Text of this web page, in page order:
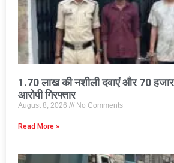
1.70 लाख की नशीली दवाएं और 70
आरोपी गिरफ्तार
August 8, 2026 No Comments
Read More »